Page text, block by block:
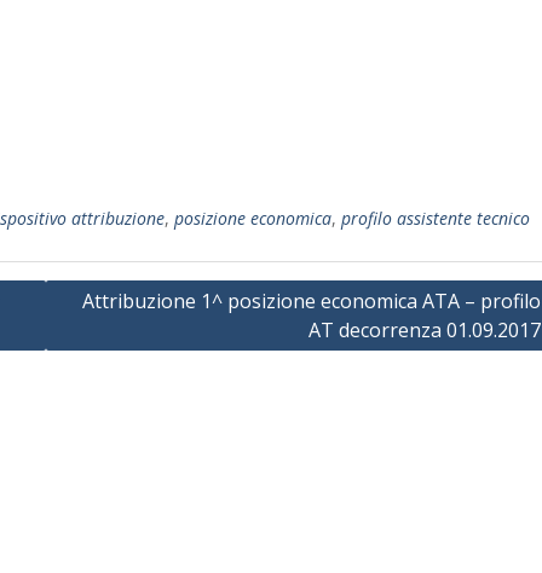
attribuzione, posizione economica, profilo assistente tecnico
Attribuzione 1^ posizione economica ATA – profilo
AT decorrenza 01.09.2017